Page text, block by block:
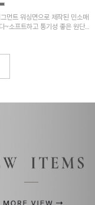
먼트 워싱면으로 제작된 민소매
~소프트하고 통기성 좋은 원단